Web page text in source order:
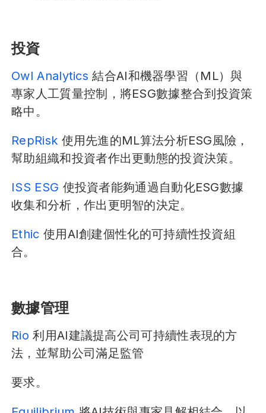
投資
Owl Analytics 結合AI和機器學習（ML）與
專家人工質量控制，將ESG數據整合到投資策
略中。
RepRisk 使用先進的ML算法分析ESG風險，
幫助組織和投資者作出更動態的投資決策。
ISS ESG 使投資者能夠通過自動化ESG數據
收集和分析，作出更明智的決定。
Ethic 使用AI創建個性化的可持續性投資組
合。
數據管理
Rio 利用AI建議提高公司可持續性表現的方
法，並幫助公司滿足監管
要求。